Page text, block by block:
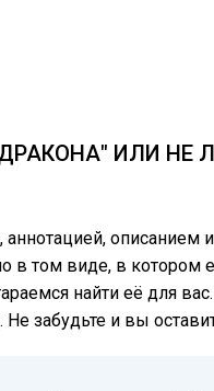
ИЛИ
том виде, в котором
найти её для
забудьте и вы